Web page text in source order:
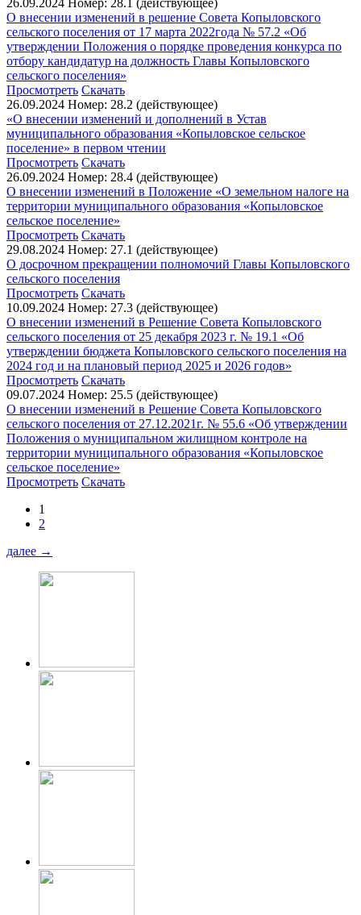
О внесении изменений в решение Совета Копыловского
сельского поселения от 17 марта 2022года № 57.2 «Об
утверждении Положения о порядке проведения конкурса по
отбору кандидатур на должность Главы Копыловского
сельского поселения»
Просмотреть Скачать
26.09.2024 Номер: 28.2 (действующее)
«О внесении изменений и дополнений в Устав
муниципального образования «Копыловское сельское
поселение» в первом чтении
Просмотреть Скачать
26.09.2024 Номер: 28.4 (действующее)
О внесении изменений в Положение «О земельном налоге на
территории муниципального образования «Копыловское
сельское поселение»
Просмотреть Скачать
29.08.2024 Номер: 27.1 (действующее)
О досрочном прекращении полномочий Главы Копыловского
сельского поселения
Просмотреть Скачать
10.09.2024 Номер: 27.3 (действующее)
О внесении изменений в Решение Совета Копыловского
сельского поселения от 25 декабря 2023 г. № 19.1 «Об
утверждении бюджета Копыловского сельского поселения на
2024 год и на плановый период 2025 и 2026 годов»
Просмотреть Скачать
09.07.2024 Номер: 25.5 (действующее)
О внесении изменений в Решение Совета Копыловского
сельского поселения от 27.12.2021г. № 55.6 «Об утверждении
Положения о муниципальном жилищном контроле на
территории муниципального образования «Копыловское
сельское поселение»
Просмотреть Скачать
1
2
далее →